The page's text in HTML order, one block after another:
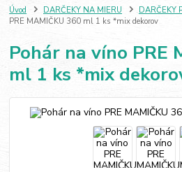
Úvod DARČEKY NA MIERU DARČEKY
PRE MAMIČKU 360 ml 1 ks *mix dekorov
Pohár na víno PRE
ml 1 ks *mix